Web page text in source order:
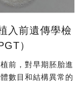
入前遺傳學檢
）
前，對早期胚胎進
數目和結構異常的